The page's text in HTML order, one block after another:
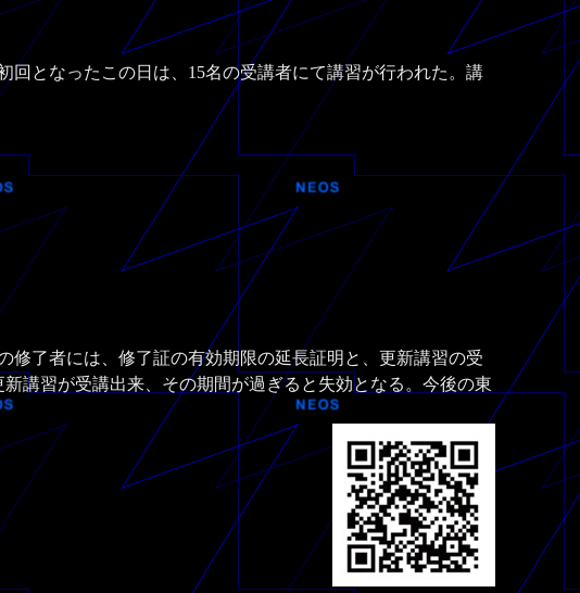
となったこの日は、15名の受講者にて講習が行われた。講
了者には、修了証の有効期限の延長証明と、更新講習の受
講習が受講出来、その期間が過ぎると失効となる。今後の東